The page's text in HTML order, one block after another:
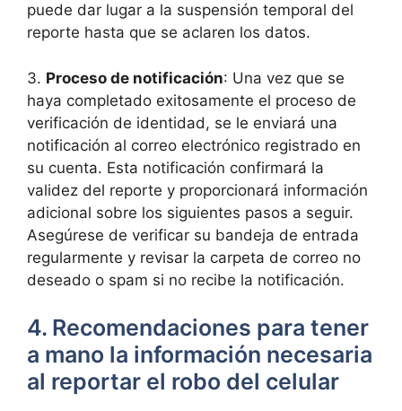
puede dar lugar a‌ la suspensión temporal del​
reporte hasta que se aclaren los ⁢datos.
3. ⁣ Proceso ⁤de notificación: Una vez ⁤que se
haya completado exitosamente el proceso ‍de
verificación de‌ identidad,⁤ se le enviará ‌una
notificación al correo electrónico‌ registrado en
su cuenta.⁣ Esta ‌notificación confirmará la
validez del reporte y proporcionará información‌
adicional sobre los siguientes pasos a seguir.
Asegúrese de ⁢verificar su bandeja de entrada‌
regularmente y ⁣revisar la ‍carpeta de ‍correo no
⁣deseado o spam si no recibe la notificación.
4. Recomendaciones para tener
a mano la información necesaria
al reportar⁤ el robo del celular